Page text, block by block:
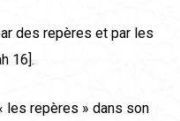
des repères et par les
16].
les repères » dans son